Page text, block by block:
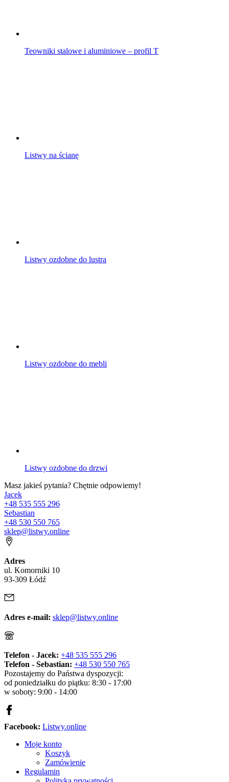
Teowniki stalowe i aluminiowe – profil T
Listwy na ścianę
Listwy ozdobne do lustra
Listwy ozdobne do mebli
Listwy ozdobne do drzwi
Masz jakieś pytania? Chętnie odpowiemy!
Jacek
+48 535 555 296
Sebastian
+48 530 550 765
sklep@listwy.online
Adres
ul. Komorniki 10
93-309 Łódź
Adres e-mail: sklep@listwy.online
Telefon - Jacek: +48 535 555 296
Telefon - Sebastian: +48 530 550 765
Pozostajemy do Państwa dyspozycji:
od poniedziałku do piątku: 8:30 - 17:00
w soboty: 9:00 - 14:00
Facebook: Listwy.online
Moje konto
Koszyk
Zamówienie
Regulamin